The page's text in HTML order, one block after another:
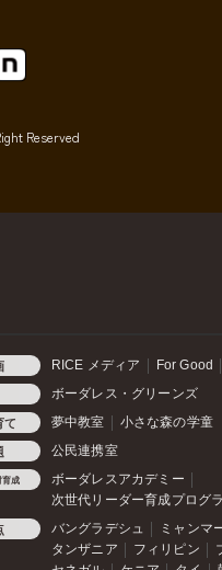
Reserved
RICE メディア For Good
ボーダレス・グリーンズ
て 夢中教室 小さな森の学童
公民連携室
育成
ボーダレスアカデミー
次世代リーダー育成プログ
バングラデシュ ミャンマ
タンザニア
フィリピン